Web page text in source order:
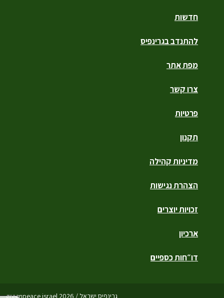
חדשות
להתנדב בגרינפיס
מפת אתר
צרו קשר
פרטיות
תקנון
מדיניות קהילה
הצהרת נגישות
זכויות יוצרים
ארכיון
דו״חות כספיים
גרינפיס ישראל / greenpeace israel 2026